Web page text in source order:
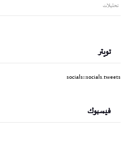
تحليلات
تويتر
socials::socials.tweets
فيسبوك